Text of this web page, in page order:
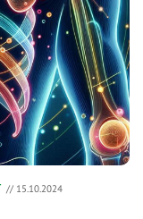
// 15.10.2024